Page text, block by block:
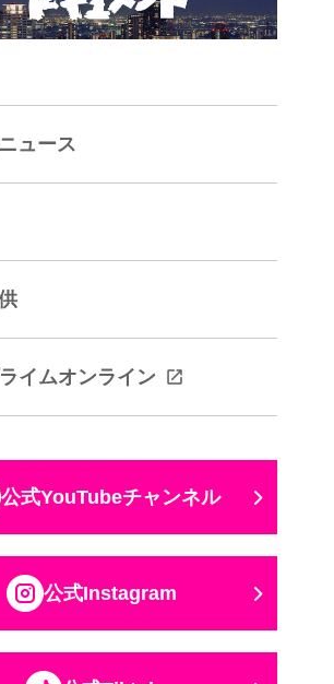
ュース
イムオンライン
公式YouTubeチャンネル
公式Instagram